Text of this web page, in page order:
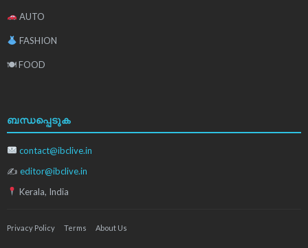
AUTO
FASHION
🍽 FOOD
ബന്ധപ്പെടുക
contact@ibclive.in
✍ editor@ibclive.in
Kerala, India
Privacy Policy Terms About Us